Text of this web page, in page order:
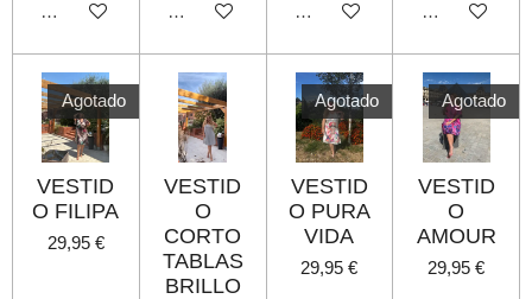
Agotado Agotado Agotado Agotado
Agotado
VESTID
O FILIPA
29,95 €
VESTID
O
CORTO
TABLAS
BRILLO
Agotado
VESTID
O PURA
VIDA
29,95 €
Agotado
VESTID
O
AMOUR
29,95 €